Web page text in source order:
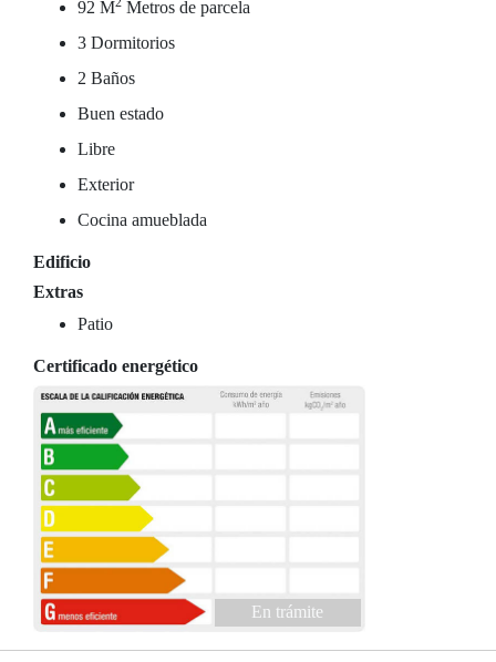
92 M Metros de parcela
3 Dormitorios
2 Baños
Buen estado
Libre
Exterior
Cocina amueblada
Edificio
Extras
Patio
Certificado energético
En trámite